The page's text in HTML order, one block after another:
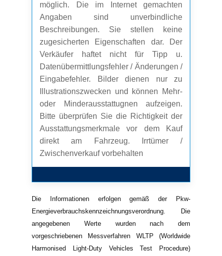
möglich. Die im Internet gemachten
Angaben sind unverbindliche
Beschreibungen. Sie stellen keine
zugesicherten Eigenschaften dar. Der
Verkäufer haftet nicht für Tipp u.
Datenübermittlungsfehler / Änderungen /
Eingabefehler. Bilder dienen nur zu
Illustrationszwecken und können Mehr-
oder Minderausstattugnen aufzeigen.
Bitte überprüfen Sie die Richtigkeit der
Ausstattungsmerkmale vor dem Kauf
direkt am Fahrzeug. Irrtümer /
Zwischenverkauf vorbehalten
Die Informationen erfolgen gemäß der Pkw-
Energieverbrauchskennzeichnungsverordnung. Die
angegebenen Werte wurden nach dem
vorgeschriebenen Messverfahren WLTP (Worldwide
Harmonised Light-Duty Vehicles Test Procedure)